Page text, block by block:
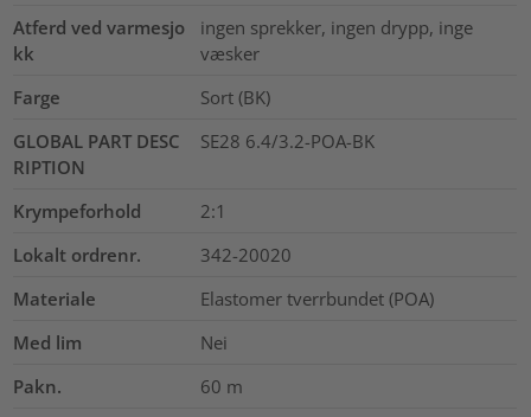
Atferd ved varmesjo
kk
ingen sprekker, ingen drypp, inge
væsker
Farge
Sort (BK)
GLOBAL PART DESC
RIPTION
SE28 6.4/3.2-POA-BK
Krympeforhold
2:1
Lokalt ordrenr.
342-20020
Materiale
Elastomer tverrbundet (POA)
Med lim
Nei
Pakn.
60 m